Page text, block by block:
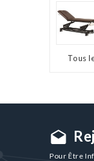
Tous
drafts
Pour Être